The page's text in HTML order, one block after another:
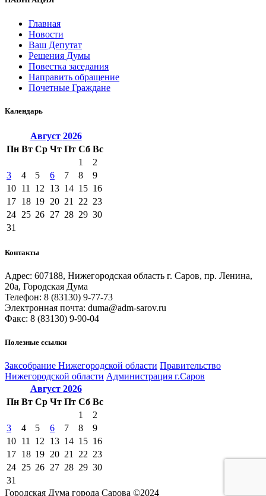
Главная
Новости
Ваш Депутат
Решения Думы
Повестка заседания
Направить обращение
Почетные Граждане
Календарь
Август 2026
Пн Вт Ср Чт Пт Сб Вс
1
2
3
4 5 6 7 8
9
10 11 12 13 14 15 16
17 18 19 20 21 22 23
24 25 26 27 28 29 30
31
Контакты
Адрес: 607188, Нижегородская область г. Саров, пр. Ленина,
20а, Городская Дума
Телефон: 8 (83130) 9-77-73
Электронная почта: duma@adm-sarov.ru
Факс: 8 (83130) 9-90-04
Полезные ссылки
Закcобрание Нижегородской области Правительство
Нижегородской области Администрация г.Саров
Август 2026
Пн Вт Ср Чт Пт Сб Вс
1
2
3
4 5 6 7 8
9
10 11 12 13 14 15 16
17 18 19 20 21 22 23
24 25 26 27 28 29 30
31
Городская Дума города Сарова ©2024